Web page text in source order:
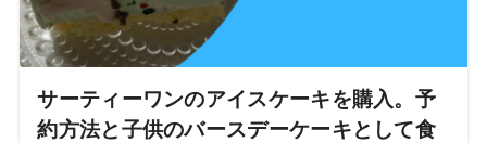
サーティーワンのアイスケーキを購入。予
約方法と子供のバースデーケーキとして食